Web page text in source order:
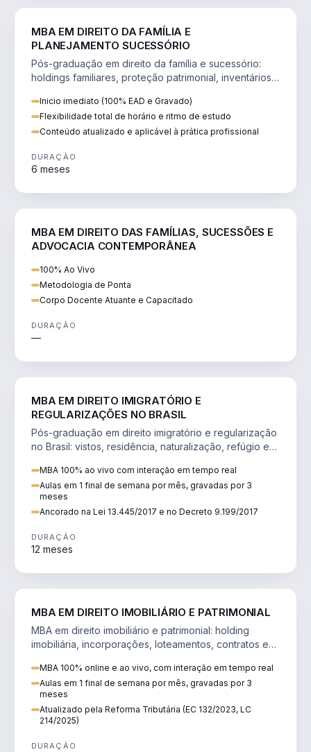
MBA EM DIREITO DA FAMÍLIA E
PLANEJAMENTO SUCESSÓRIO
Pós-graduação em direito da família e sucessório:
holdings familiares, proteção patrimonial, inventários
Inicio imediato (100% EAD e Gravado)
Flexibilidade total de horário e ritmo de estudo
Conteúdo atualizado e aplicável à prática profissional
DURAÇÃO
6 meses
MBA EM DIREITO DAS FAMÍLIAS, SUCESSÕES E
ADVOCACIA CONTEMPORÂNEA
100% Ao Vivo
Metodologia de Ponta
Corpo Docente Atuante e Capacitado
DURAÇÃO
—
MBA EM DIREITO IMIGRATÓRIO E
REGULARIZAÇÕES NO BRASIL
Pós-graduação em direito imigratório e regularização
no Brasil: vistos, residência, naturalização, refúgio e
MBA 100% ao vivo com interação em tempo real
Aulas em 1 final de semana por mês, gravadas por 3
meses
Ancorado na Lei 13.445/2017 e no Decreto 9.199/2017
DURAÇÃO
12 meses
MBA EM DIREITO IMOBILIÁRIO E PATRIMONIAL
MBA em direito imobiliário e patrimonial: holding
imobiliária, incorporações, loteamentos, contratos e
MBA 100% online e ao vivo, com interação em tempo real
Aulas em 1 final de semana por mês, gravadas por 3
meses
Atualizado pela Reforma Tributária (EC 132/2023, LC
214/2025)
DURAÇÃO